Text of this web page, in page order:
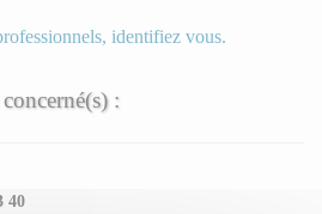
identifiez vous.
:
40